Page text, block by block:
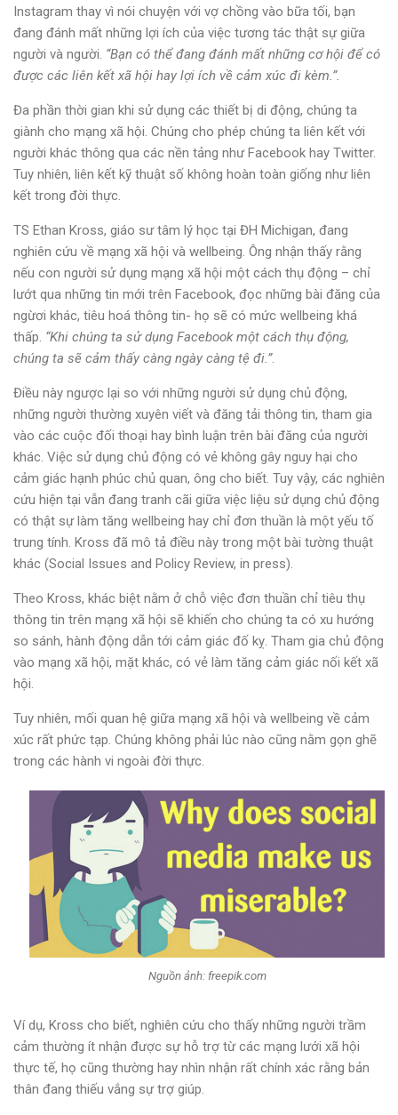
Instagram thay vì nói chuyện với vợ chồng vào bữa tối, bạn
đang đánh mất những lợi ích của việc tương tác thật sự giữa
người và người. “Bạn có thể đang đánh mất những cơ hội để có
được các liên kết xã hội hay lợi ích về cảm xúc đi kèm.”.
Đa phần thời gian khi sử dụng các thiết bị di động, chúng ta
giành cho mạng xã hội. Chúng cho phép chúng ta liên kết với
người khác thông qua các nền tảng như Facebook hay Twitter.
Tuy nhiên, liên kết kỹ thuật số không hoàn toàn giống như liên
kết trong đời thực.
TS Ethan Kross, giáo sư tâm lý học tại ĐH Michigan, đang
nghiên cứu về mạng xã hội và wellbeing. Ông nhận thấy rằng
nếu con người sử dụng mạng xã hội một cách thụ động – chỉ
lướt qua những tin mới trên Facebook, đọc những bài đăng của
ngừơi khác, tiêu hoá thông tin- họ sẽ có mức wellbeing khá
thấp. “Khi chúng ta sử dụng Facebook một cách thụ động,
chúng ta sẽ cảm thấy càng ngày càng tệ đi.”.
Điều này ngược lại so với những người sử dụng chủ động,
những người thường xuyên viết và đăng tải thông tin, tham gia
vào các cuộc đối thoại hay bình luận trên bài đăng của người
khác. Việc sử dụng chủ động có vẻ không gây nguy hại cho
cảm giác hạnh phúc chủ quan, ông cho biết. Tuy vậy, các nghiên
cứu hiện tại vẫn đang tranh cãi giữa việc liệu sử dụng chủ động
có thật sự làm tăng wellbeing hay chỉ đơn thuần là một yếu tố
trung tính. Kross đã mô tả điều này trong một bài tường thuật
khác (Social Issues and Policy Review, in press).
Theo Kross, khác biệt nằm ở chỗ việc đơn thuần chỉ tiêu thụ
thông tin trên mạng xã hội sẽ khiến cho chúng ta có xu hướng
so sánh, hành động dẫn tới cảm giác đố kỵ. Tham gia chủ động
vào mạng xã hội, mặt khác, có vẻ làm tăng cảm giác nối kết xã
hội.
Tuy nhiên, mối quan hệ giữa mạng xã hội và wellbeing về cảm
xúc rất phức tạp. Chúng không phải lúc nào cũng nằm gọn ghẽ
trong các hành vi ngoài đời thực.
Nguồn ảnh: freepik.com
Ví dụ, Kross cho biết, nghiên cứu cho thấy những người trầm
cảm thường ít nhận được sự hỗ trợ từ các mạng lưới xã hội
thực tế, họ cũng thường hay nhìn nhận rất chính xác rằng bản
thân đang thiếu vắng sự trợ giúp.